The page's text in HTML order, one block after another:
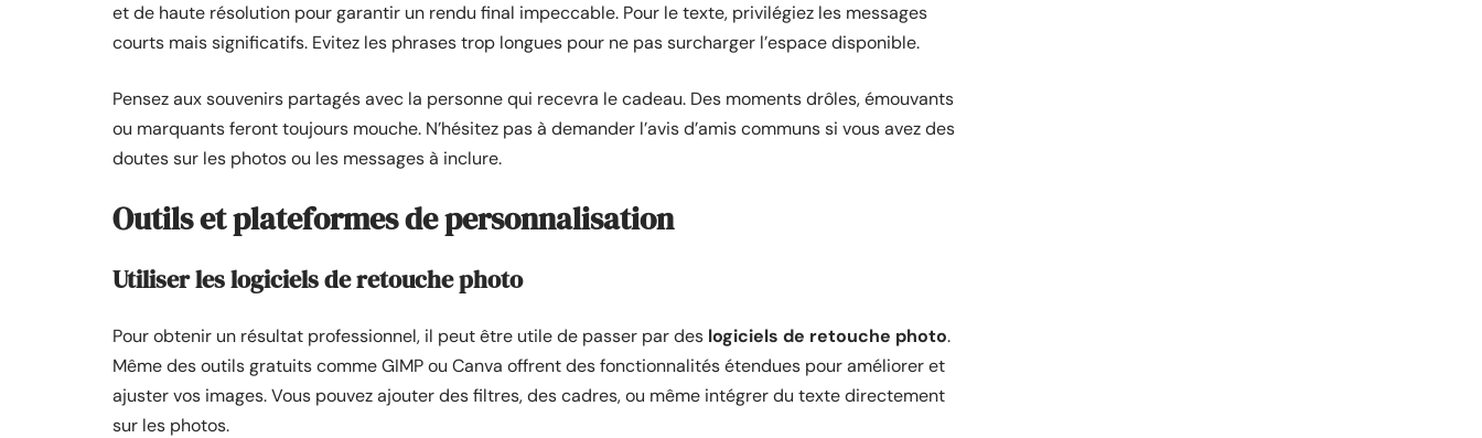
et de haute résolution pour garantir un rendu final impeccable. Pour le texte, privilégiez les messages
courts mais significatifs. Evitez les phrases trop longues pour ne pas surcharger l’espace disponible.
Pensez aux souvenirs partagés avec la personne qui recevra le cadeau. Des moments drôles, émouvants
ou marquants feront toujours mouche. N’hésitez pas à demander l’avis d’amis communs si vous avez des
doutes sur les photos ou les messages à inclure.
Outils et plateformes de personnalisation
Utiliser les logiciels de retouche photo
Pour obtenir un résultat professionnel, il peut être utile de passer par des logiciels de retouche photo.
Même des outils gratuits comme GIMP ou Canva offrent des fonctionnalités étendues pour améliorer et
ajuster vos images. Vous pouvez ajouter des filtres, des cadres, ou même intégrer du texte directement
sur les photos.